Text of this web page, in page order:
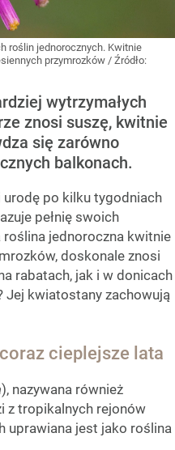
roślin jednorocznych. Kwitnie
przymrozków / Źródło:
wytrzymałych
znosi suszę, kwitnie
się zarówno
balkonach.
po kilku tygodniach
pełnię swoich
jednoroczna kwitnie
doskonale znosi
rabatach, jak i w donicach
Jej kwiatostany zachowują
cieplejsze lata
), nazywana również
z tropikalnych rejonów
uprawiana jest jako roślina